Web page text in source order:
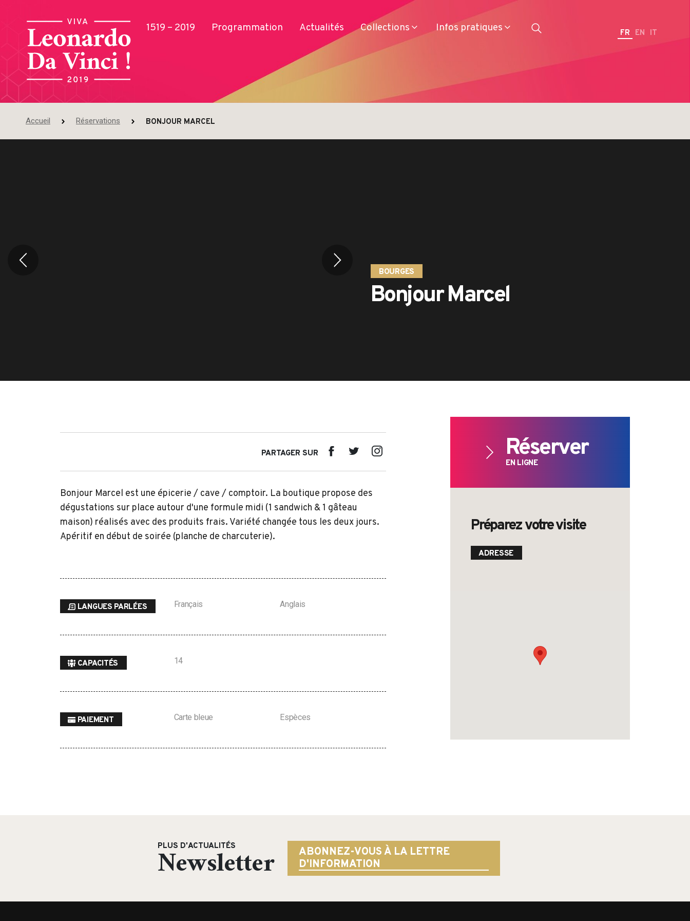
1519 – 2019 Programmation Actualités Collections Infos pratiques FR EN IT
Accueil Réservations BONJOUR MARCEL
BOURGES
Bonjour Marcel
PARTAGER SUR
Bonjour Marcel est une épicerie / cave / comptoir. La boutique propose des
dégustations sur place autour d'une formule midi (1 sandwich & 1 gâteau
maison) réalisés avec des produits frais. Variété changée tous les deux jours.
Apéritif en début de soirée (planche de charcuterie).
LANGUES PARLÉES Français Anglais
CAPACITÉS 14
PAIEMENT Carte bleue Espèces
Réserver
EN LIGNE
Préparez votre visite
ADRESSE
PLUS D'ACTUALITÉS
Newsletter
ABONNEZ-VOUS À LA LETTRE
D'INFORMATION
Search